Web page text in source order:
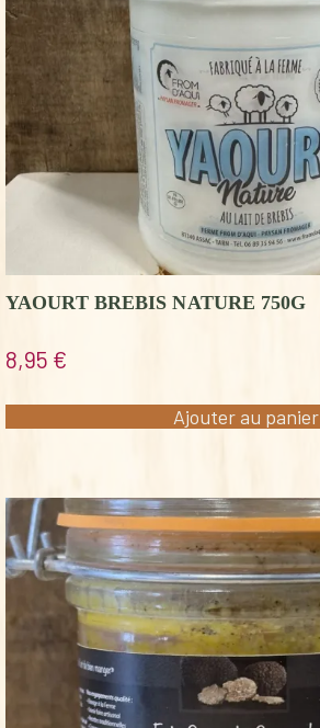
YAOURT BREBIS NATURE 750G
8,95 €
Ajouter au panier